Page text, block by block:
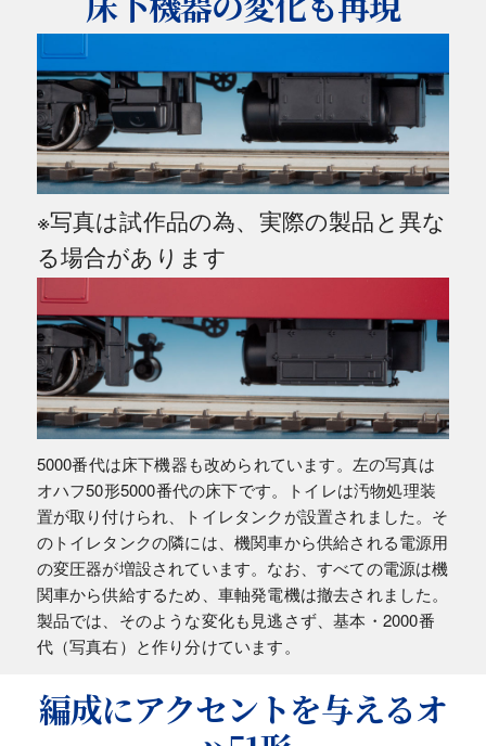
※写真は試作品の為、実際の製品と異な
る場合があります
5000番代は床下機器も改められています。左の写真は
オハフ50形5000番代の床下です。トイレは汚物処理装
置が取り付けられ、トイレタンクが設置されました。そ
のトイレタンクの隣には、機関車から供給される電源用
の変圧器が増設されています。なお、すべての電源は機
関車から供給するため、車軸発電機は撤去されました。
製品では、そのような変化も見逃さず、基本・2000番
代（写真右）と作り分けています。
編成にアクセントを与えるオ